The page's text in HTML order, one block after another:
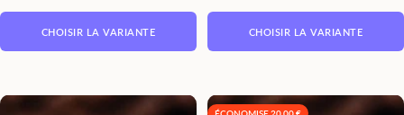
CHOISIR LA VARIANTE CHOISIR LA VARIANTE
ÉCONOMISE 20,00 €